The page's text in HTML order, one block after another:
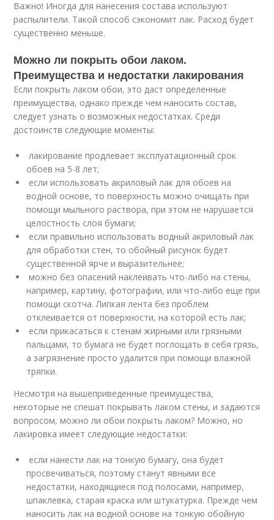
Важно! Иногда для нанесения состава используют
распылители. Такой способ сэкономит лак. Расход будет
существенно меньше.
Можно ли покрыть обои лаком.
Преимущества и недостатки лакирования
Если покрыть лаком обои, это даст определенные
преимущества, однако прежде чем наносить состав,
следует узнать о возможных недостатках. Среди
достоинств следующие моменты:
лакирование продлевает эксплуатационный срок
обоев на 5-8 лет;
если использовать акриловый лак для обоев на
водной основе, то поверхность можно очищать при
помощи мыльного раствора, при этом не нарушается
целостность слоя бумаги;
если правильно использовать водный акриловый лак
для обработки стен, то обойный рисунок будет
существенной ярче и выразительнее;
можно без опасений наклеивать что-либо на стены,
например, картину, фотографии, или что-либо еще при
помощи скотча. Липкая лента без проблем
отклеивается от поверхности, на которой есть лак;
если прикасаться к стенам жирными или грязными
пальцами, то бумага не будет поглощать в себя грязь,
а загрязнение просто удалится при помощи влажной
тряпки.
Несмотря на вышеприведенные преимущества,
некоторые не спешат покрывать лаком стены, и задаются
вопросом, можно ли обои покрыть лаком? Можно, но
лакировка имеет следующие недостатки:
если нанести лак на тонкую бумагу, она будет
просвечиваться, поэтому станут явными все
недостатки, находящиеся под полосами, например,
шпаклевка, старая краска или штукатурка. Прежде чем
наносить лак на водной основе на тонкую обойную